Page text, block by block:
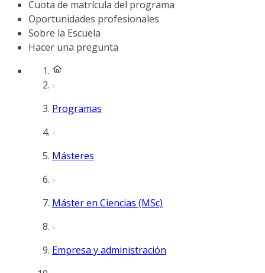
Cuota de matrícula del programa
Oportunidades profesionales
Sobre la Escuela
Hacer una pregunta
Programas
Másteres
Máster en Ciencias (MSc)
Empresa y administración